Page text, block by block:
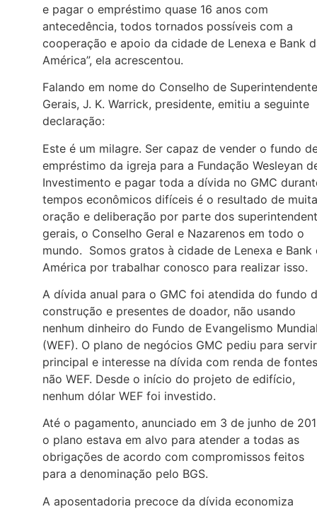
e pagar o empréstimo quase 16 anos com
antecedência, todos tornados possíveis com a
cooperação e apoio da cidade de Lenexa e Bank
América”, ela acrescentou.
Falando em nome do Conselho de
Gerais, J. K. Warrick, presidente, emitiu a seguinte
declaração:
Este é um milagre. Ser capaz de vender o fundo
empréstimo da igreja para a Fundação Wesleyan
Investimento e pagar toda a dívida no GMC
tempos econômicos difíceis é o resultado de muita
oração e deliberação por parte dos
gerais, o Conselho Geral e Nazarenos em todo o
mundo. Somos gratos à cidade de Lenexa e Bank
América por trabalhar conosco para realizar isso.
A dívida anual para o GMC foi atendida do fundo
construção e presentes de doador, não usando
nenhum dinheiro do Fundo de Evangelismo
(WEF). O plano de negócios GMC pediu para
principal e interesse na dívida com renda de fontes
não WEF. Desde o início do projeto de edifício,
nenhum dólar WEF foi investido.
Até o pagamento, anunciado em 3 de junho de
o plano estava em alvo para atender a todas as
obrigações de acordo com compromissos feitos
para a denominação pelo BGS.
A aposentadoria precoce da dívida economiza